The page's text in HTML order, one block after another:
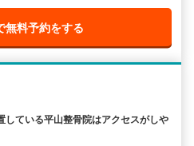
無料予約をする
している平山整骨院はアクセスがしや